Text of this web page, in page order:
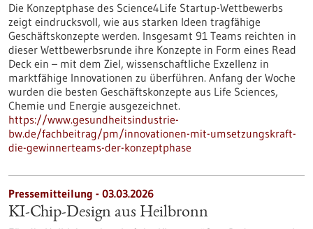
Die Konzeptphase des Science4Life Startup-Wettbewerbs
zeigt eindrucksvoll, wie aus starken Ideen tragfähige
Geschäftskonzepte werden. Insgesamt 91 Teams reichten in
dieser Wettbewerbsrunde ihre Konzepte in Form eines Read
Deck ein – mit dem Ziel, wissenschaftliche Exzellenz in
marktfähige Innovationen zu überführen. Anfang der Woche
wurden die besten Geschäftskonzepte aus Life Sciences,
Chemie und Energie ausgezeichnet.
https://www.gesundheitsindustrie-
bw.de/fachbeitrag/pm/innovationen-mit-umsetzungskraft-
die-gewinnerteams-der-konzeptphase
Pressemitteilung - 03.03.2026
KI-Chip-Design aus Heilbronn